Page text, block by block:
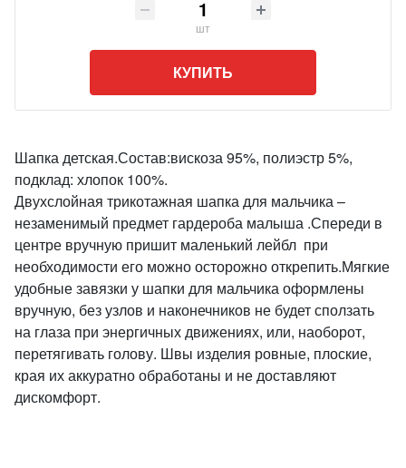
шт
КУПИТЬ
Шапка детская.Состав:вискоза 95%, полиэстр 5%,
подклад: хлопок 100%.
Двухслойная трикотажная шапка для мальчика –
незаменимый предмет гардероба малыша .Спереди в
центре вручную пришит маленький лейбл при
необходимости его можно осторожно открепить.Мягкие
удобные завязки у шапки для мальчика оформлены
вручную, без узлов и наконечников не будет сползать
на глаза при энергичных движениях, или, наоборот,
перетягивать голову. Швы изделия ровные, плоские,
края их аккуратно обработаны и не доставляют
дискомфорт.